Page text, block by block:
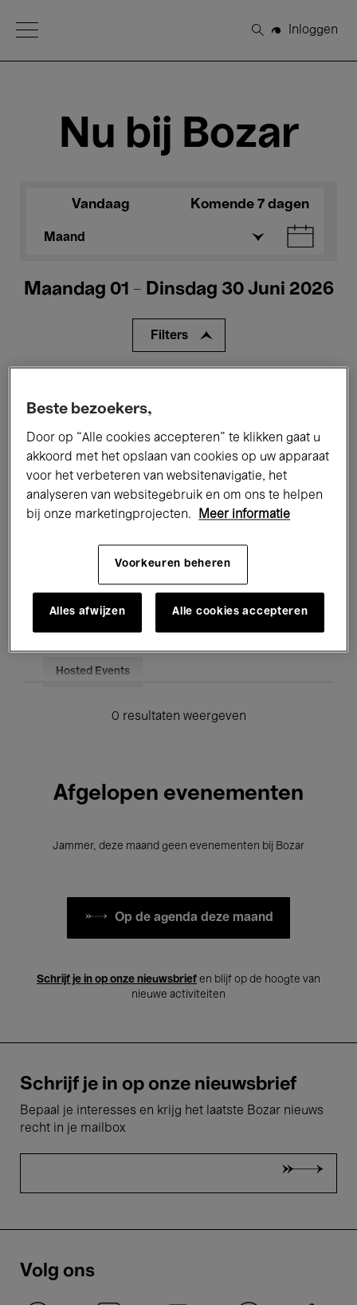
Open Menu
Zoeken
Inloggen
Nu bij Bozar
Vandaag Komende 7 dagen
Maand
Maandag 01 - Dinsdag 30 Juni 2026
Filters
Performances Lezingen & Debatten
Jazz Klassieke Muziek Global Music
Onderwijs Rondleidingen
Hosted Events
0 resultaten weergeven
Afgelopen evenementen
Jammer, deze maand geen evenementen bij Bozar
Op de agenda deze maand
Schrijf je in op onze nieuwsbrief en blijf op de hoogte van
nieuwe activiteiten
Schrijf je in op onze nieuwsbrief
Bepaal je interesses en krijg het laatste Bozar nieuws
recht in je mailbox
Volg ons
Beste bezoekers,
Door op “Alle cookies accepteren” te klikken gaat u
akkoord met het opslaan van cookies op uw apparaat
voor het verbeteren van websitenavigatie, het
analyseren van websitegebruik en om ons te helpen
bij onze marketingprojecten.
Meer informatie
Voorkeuren beheren
Alles afwijzen Alle cookies accepteren